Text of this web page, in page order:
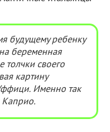
будущему ребенку
беременная
толчки своего
картину
Именно так
Каприо.